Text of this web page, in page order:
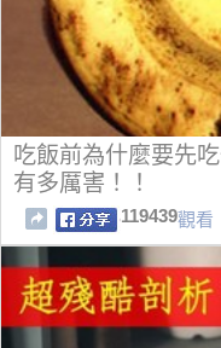
吃飯前為什麼要先
有多厲害！！
119439觀看